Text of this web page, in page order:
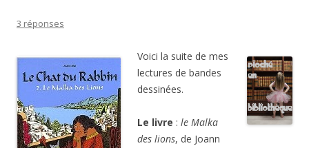
3 réponses
Voici la suite de mes
lectures de bandes
dessinées.
Le livre : le Malka
des lions, de Joann